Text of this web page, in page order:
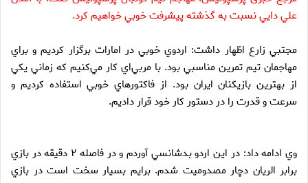
علي دايي نسبت به گذشته پيشرفت خوبي خواهيم كرد.
مجتبي زارع اظهار داشت: اردوي خوبي در امارات برگزار كرديم و براي
مهاجمان تيم تمرين مناسبي بود. با مربي‌اي كار مي‌كنيم كه زماني يكي
از بهترين بازيكنان ايران بود. از فاكتورهاي خوبي استفاده كرديم و
سرعت و قدرت را در دستور كار خود قرار داديم.
وي ادامه داد: در اين اردو بدشانسي آوردم و در فاصله ۲ دقيقه در بازي
برابر الريان دچار مصدوميت شدم. برايم بسيار سخت است در بازي